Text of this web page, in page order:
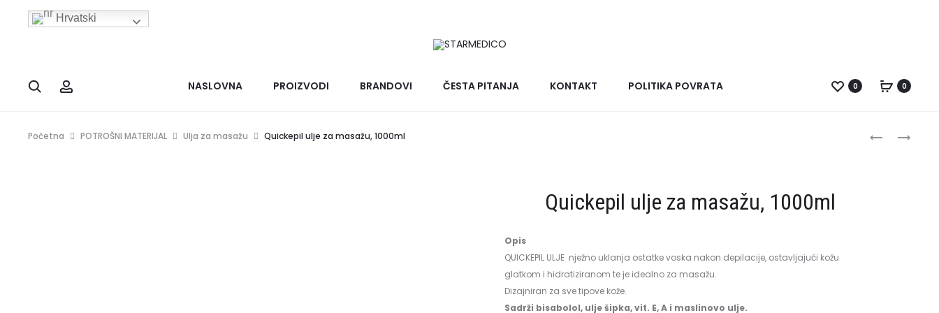
Hrvatski
Search NASLOVNA PROIZVODI BRANDOVI ČESTA PITANJA KONTAKT POLITIKA POVRATA 0 0
Product
MARATHON
Početna POTROŠNI MATERIJAL Ulja za masažu Quickepil ulje za masažu, 1000ml
Quickepil ulje za masažu, 1000ml
Opis
QUICKEPIL ULJE nježno uklanja ostatke voska nakon depilacije, ostavljajući kožu
glatkom i hidratiziranom te je idealno za masažu.
Dizajniran za sve tipove kože.
Sadrži bisabolol, ulje šipka, vit. E, A i maslinovo ulje.